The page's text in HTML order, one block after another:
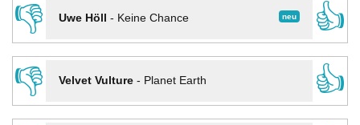
👎
neu
Uwe Höll - Keine Chance
👍
👎
Velvet Vulture- Planet Earth
👍